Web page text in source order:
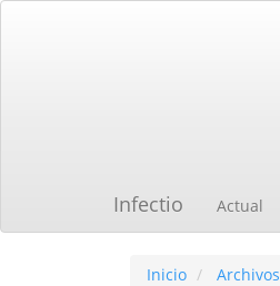
Infectio Actual
Inicio Archivos